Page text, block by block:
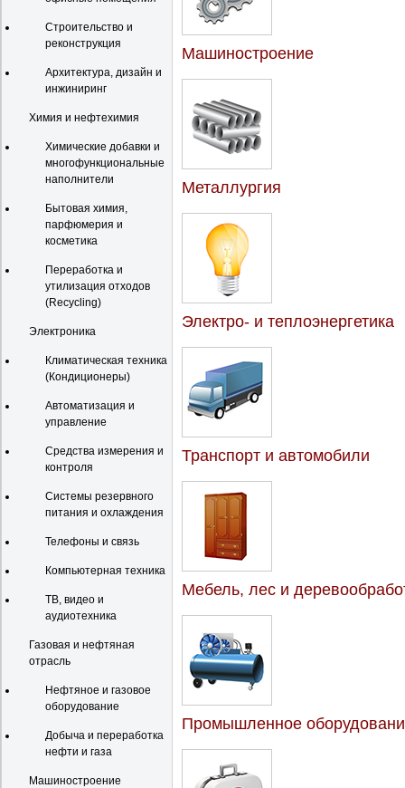
Строительство и
реконструкция
Архитектура, дизайн и
инжиниринг
Химия и нефтехимия
Химические добавки и
многофункциональные
наполнители
Бытовая химия,
парфюмерия и
косметика
Переработка и
утилизация отходов
(Recycling)
Электроника
Климатическая техника
(Кондиционеры)
Автоматизация и
управление
Средства измерения и
контроля
Системы резервного
питания и охлаждения
Телефоны и связь
Компьютерная техника
ТВ, видео и
аудиотехника
Газовая и нефтяная
отрасль
Нефтяное и газовое
оборудование
Добыча и переработка
нефти и газа
Машиностроение
Машиностроение
Металлургия
Электро- и теплоэнергетика
Транспорт и автомобили
Мебель, лес и
Промышленное